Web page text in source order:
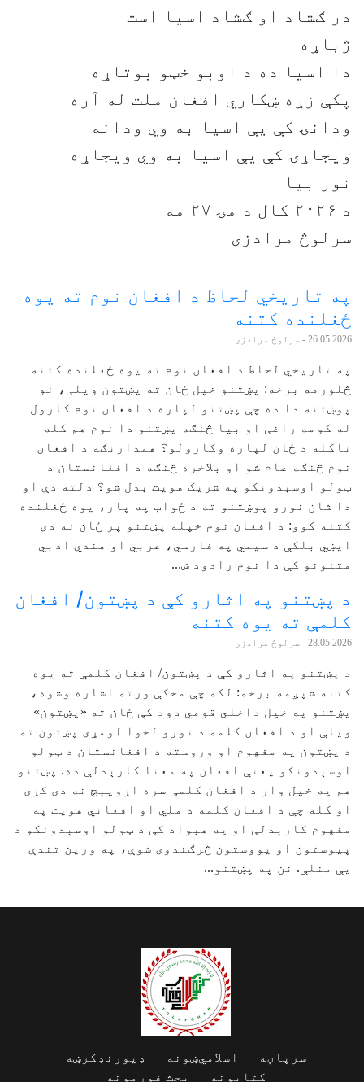
در ګشاد او ګشاد اسیا است
ژباړه
دا اسیا ده د اوبو خټو بوتاړه
پکې زړه ښکاري افغان ملت له آره
ودانۍ کې یې اسیا به وي ودانه
ویجاړۍ کې یې اسیا به وي ویجاړه
نور بیا
د ۲۰۲۶ کال د مۍ ۲۷ مه
سرلوڅ مرادزی
په تاریخي لحاظ د افغان نوم ته یوه
ځغلنده کتنه
26.05.2026 - سرلوڅ مرادزی
په تاریخي لحاظ د افغان نوم ته یوه ځغلنده کتنه
څلورمه برخه: پښتنو خپل ځان ته پښتون ویلی، نو
پوښتنه دا ده چې پښتنو لپاره د افغان نوم کارول
له کومه راغی او بیا څنګه پښتنو دا نوم هم کله
ناکله د ځان لپاره وکارولو؟ همدارنګه د افغان
نوم څنګه عام شو او بلاخره څنګه د افغانستان د
ټولو اوسېدونکو په شریک هویت بدل شو؟ دلته دې او
دا شان نورو پوښتنو ته د ځواب په پار، یوه ځغلنده
کتنه کوو: د افغان نوم خپله پښتنو پر ځان نه دی
ایښي بلکې د سیمي په فارسي، عربي او هندي ادبي
متنونو کې دا نوم رادود ش...
د پښتنو په اثارو کې د پښتون/ افغان
کلمې ته یوه کتنه
28.05.2026 - سرلوڅ مرادزی
د پښتنو په اثارو کې د پښتون/ افغان کلمې ته یوه
کتنه شپږمه برخه: لکه چې مخکې ورته اشاره وشوه،
پښتنو په خپل داخلي قومي دود کې ځان ته «پښتون»
ویلې او د افغان کلمه د نورو لخوا لومړی پښتون ته
د پښتون په مفهوم او وروسته د افغانستان د ټولو
اوسېدونکو یعنې افغان په معنا کارېدلې ده. پښتنو
هم په خپل وار د افغان کلمې سره اړوپېچ نه دی کړی
او کله چې د افغان کلمه د ملي او افغاني هویت په
مفهوم کارېدلې او په هېواد کې د ټولو اوسېدونکو د
پيوستون او یووستون څرګندوی شوې، په ورین تندې
یې منلې. نن په پښتنو...
سرپاڼه اسلامي‌ښونه
ډیورنډ‌کرښه
کتابونه
بحث فورمونه